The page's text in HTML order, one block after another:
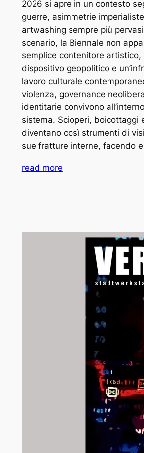
2026 si apre in un contesto
guerre, asimmetrie
artwashing sempre più
scenario, la Biennale non
semplice contenitore artistico,
dispositivo geopolitico e
lavoro culturale
violenza, governance
identitarie convivono
sistema. Scioperi, boicottaggi
diventano così strumenti di
sue fratture interne, facendo
read more